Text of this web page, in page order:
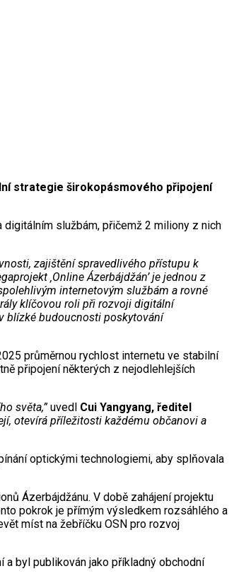
strategie širokopásmového připojení
službám, přičemž 2 miliony z nich
zajištění spravedlivého přístupu k
‚Online Ázerbájdžán’ je jednou z
internetovým službám a rovné
klíčovou roli při rozvoji digitální
blízké budoucnosti poskytování
průměrnou rychlost internetu ve stabilní
připojení některých z nejodlehlejších
světa,”uvedl Cui Yangyang, ředitel
otevírá příležitosti každému občanovi a
optickými technologiemi, aby splňovala
Ázerbájdžánu. V době zahájení projektu
pokrok je přímým výsledkem rozsáhlého a
míst na žebříčku OSN pro rozvoj
a byl publikován jako příkladný obchodní